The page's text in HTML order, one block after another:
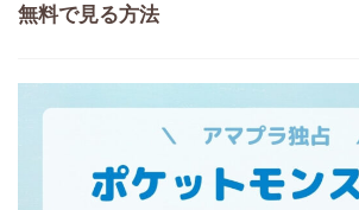
無料で見る方法